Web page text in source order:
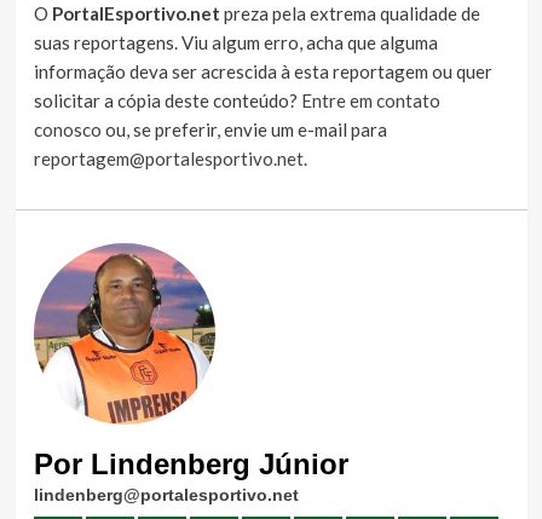
O PortalEsportivo.net preza pela extrema qualidade de
suas reportagens. Viu algum erro, acha que alguma
informação deva ser acrescida à esta reportagem ou quer
solicitar a cópia deste conteúdo? Entre em contato
conosco ou, se preferir, envie um e-mail para
reportagem@portalesportivo.net.
Por Lindenberg Júnior
lindenberg@portalesportivo.net